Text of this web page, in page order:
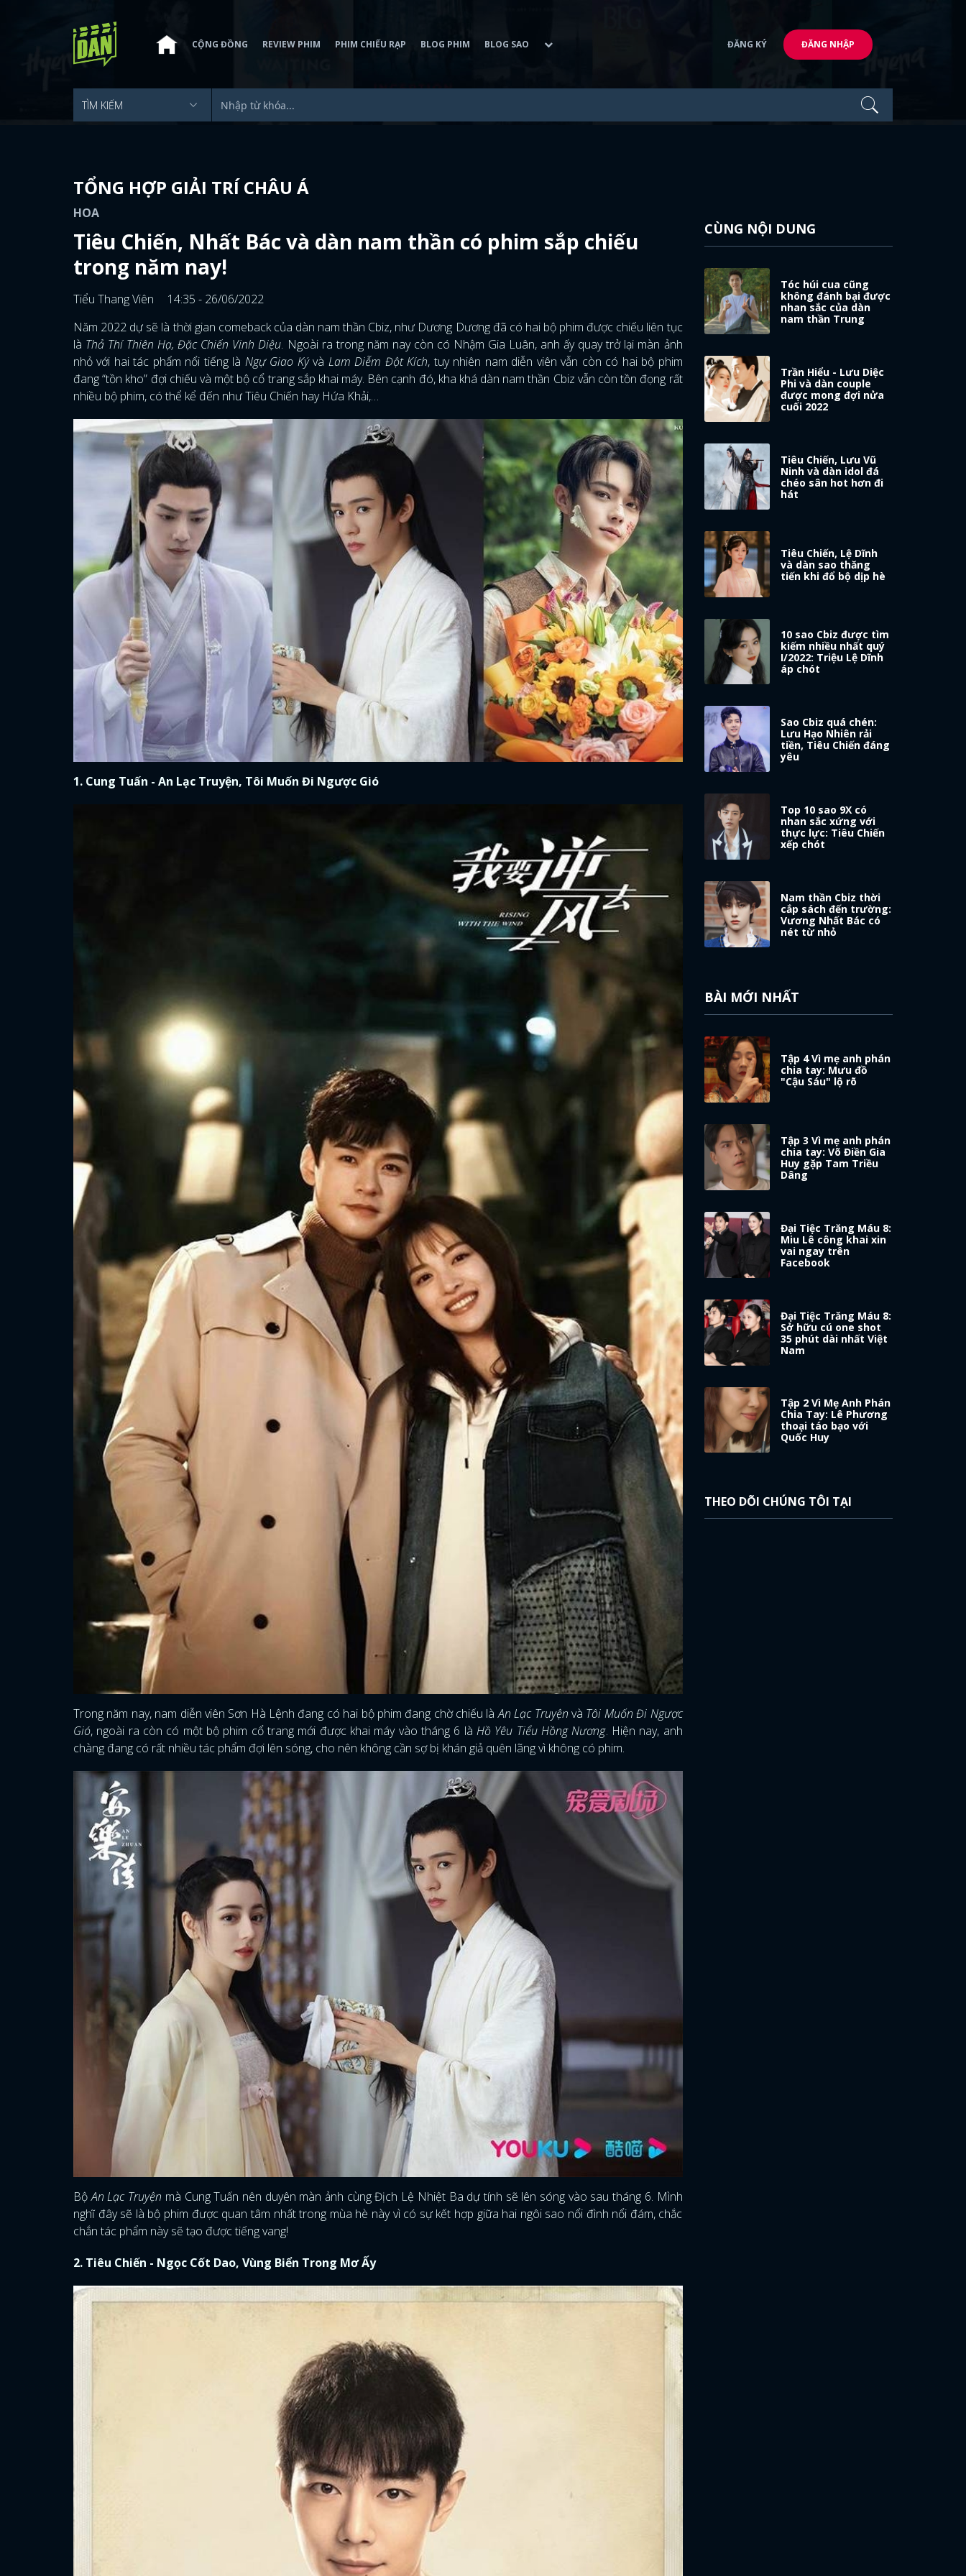
ĐĂNG NHẬP
FACEBOOK GOOGLE
CỘNG ĐỒNG REVIEW PHIM PHIM CHIẾU RẠP BLOG PHIM BLOG SAO ĐĂNG KÝ ĐĂNG NHẬP
TỔNG HỢP GIẢI TRÍ CHÂU Á
HOA
Tiêu Chiến, Nhất Bác và dàn nam thần có phim sắp chiếu
trong năm nay!
Tiểu Thang Viên
14:35 - 26/06/2022
Năm 2022 dự sẽ là thời gian comeback của dàn nam thần Cbiz, như Dương Dương đã có hai bộ phim được chiếu liên tục
là Thả Thí Thiên Hạ, Đặc Chiến Vinh Diệu. Ngoài ra trong năm nay còn có Nhậm Gia Luân, anh ấy quay trở lại màn ảnh
nhỏ với hai tác phẩm nổi tiếng là Ngự Giao Kývà Lam Diễm Đột Kích, tuy nhiên nam diễn viên vẫn còn có hai bộ phim
đang “tồn kho” đợi chiếu và một bộ cổ trang sắp khai máy. Bên cạnh đó, kha khá dàn nam thần Cbiz vẫn còn tồn đọng rất
nhiều bộ phim, có thể kể đến như Tiêu Chiến hay Hứa Khải,…
1. Cung Tuấn - An Lạc Truyện, Tôi Muốn Đi Ngược Gió
Trong năm nay, nam diễn viên Sơn Hà Lệnh đang có hai bộ phim đang chờ chiếu làAn Lạc Truyện và Tôi Muốn Đi Ngược
Gió, ngoài ra còn có một bộ phim cổ trang mới được khai máy vào tháng 6 làHồ Yêu Tiểu Hồng Nương. Hiện nay, anh
chàng đang có rất nhiều tác phẩm đợi lên sóng, cho nên không cần sợ bị khán giả quên lãng vì không có phim.
BộAn Lạc Truyện mà Cung Tuấn nên duyên màn ảnh cùng Địch Lệ Nhiệt Ba dự tính sẽ lên sóng vào sau tháng 6. Mình
nghĩ đây sẽ là bộ phim được quan tâm nhất trong mùa hè này vì có sự kết hợp giữa hai ngôi sao nổi đình nổi đám, chắc
chắn tác phẩm này sẽ tạo được tiếng vang!
2. Tiêu Chiến - Ngọc Cốt Dao, Vùng Biển Trong Mơ Ấy
CÙNG NỘI DUNG
Tóc húi cua cũng
không đánh bại được
nhan sắc của dàn
nam thần Trung
Trần Hiểu - Lưu Diệc
Phi và dàn couple
được mong đợi nửa
cuối 2022
Tiêu Chiến, Lưu Vũ
Ninh và dàn idol đá
chéo sân hot hơn đi
hát
Tiêu Chiến, Lệ Dĩnh
và dàn sao thăng
tiến khi đổ bộ dịp hè
10 sao Cbiz được tìm
kiếm nhiều nhất quý
I/2022: Triệu Lệ Dĩnh
áp chót
Sao Cbiz quá chén:
Lưu Hạo Nhiên rải
tiền, Tiêu Chiến đáng
yêu
Top 10 sao 9X có
nhan sắc xứng với
thực lực: Tiêu Chiến
xếp chót
Nam thần Cbiz thời
cắp sách đến trường:
Vương Nhất Bác có
nét từ nhỏ
BÀI MỚI NHẤT
Tập 4 Vì mẹ anh phán
chia tay: Mưu đồ
"Cậu Sáu" lộ rõ
Tập 3 Vì mẹ anh phán
chia tay: Võ Điền Gia
Huy gặp Tam Triều
Dâng
Đại Tiệc Trăng Máu 8:
Miu Lê công khai xin
vai ngay trên
Facebook
Đại Tiệc Trăng Máu 8:
Sở hữu cú one shot
35 phút dài nhất Việt
Nam
Tập 2 Vì Mẹ Anh Phán
Chia Tay: Lê Phương
thoại táo bạo với
Quốc Huy
THEO DÕI CHÚNG TÔI TẠI